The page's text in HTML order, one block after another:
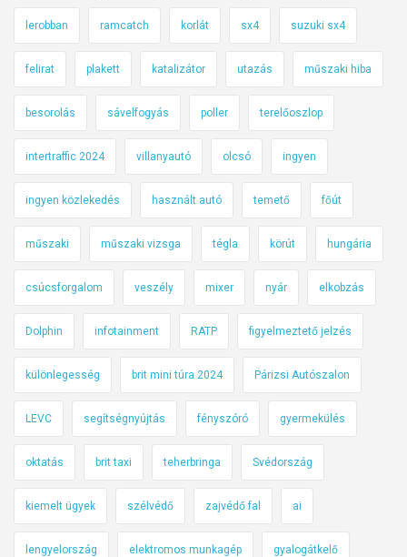
lerobban ramcatch korlát sx4 suzuki sx4
felirat plakett katalizátor utazás műszaki hiba
besorolás sávelfogyás poller terelőoszlop
intertraffic 2024 villanyautó olcsó ingyen
ingyen közlekedés használt autó temető főút
műszaki műszaki vizsga tégla körút hungária
csúcsforgalom veszély mixer nyár elkobzás
Dolphin infotainment RATP figyelmeztető jelzés
különlegesség brit mini túra 2024 Párizsi Autószalon
LEVC segítségnyújtás fényszóró gyermekülés
oktatás brit taxi teherbringa Svédország
kiemelt ügyek szélvédő zajvédő fal ai
lengyelország elektromos munkagép gyalogátkelő